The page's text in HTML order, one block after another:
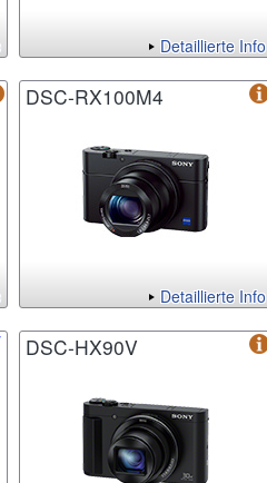
Detaillierte Info
DSC-RX100M4
Detaillierte Info
DSC-HX90V